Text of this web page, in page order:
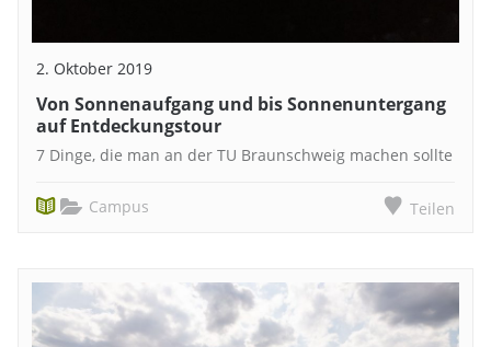
2. Oktober 2019
Von Sonnenaufgang und bis Sonnenuntergang
auf Entdeckungstour
7 Dinge, die man an der TU Braunschweig machen sollte
Campus Teilen